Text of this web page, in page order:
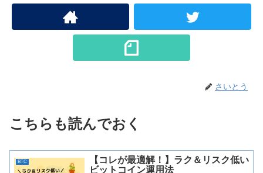
さいとう
こちらも読んでおく
BTC
【コレが最適解！】ラク＆リスク低い
ビットコイン運用法